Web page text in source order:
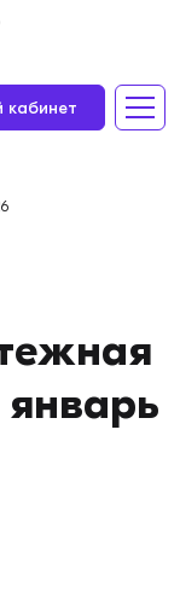
кабинет